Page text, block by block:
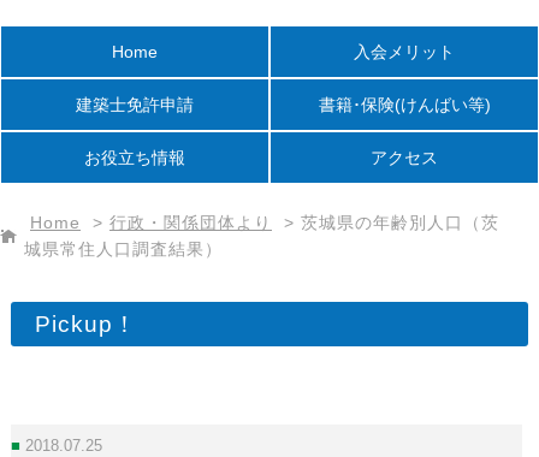
Home 入会メリット
建築士免許申請 書籍･保険(けんばい等)
お役立ち情報 アクセス
Home > 行政・関係団体より > 茨城県の年齢別人口（茨
城県常住人口調査結果）
Pickup！
2018.07.25